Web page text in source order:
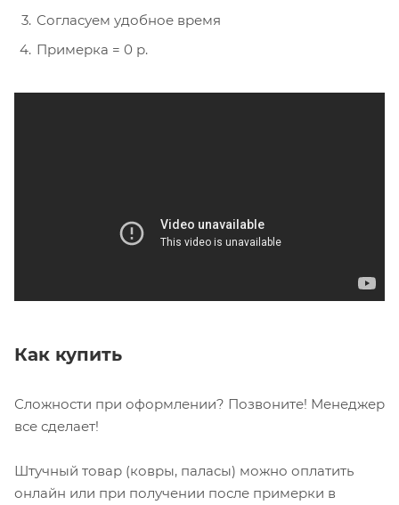
Согласуем удобное время
Примерка = 0 р.
Как купить
Сложности при оформлении? Позвоните! Менеджер
все сделает!
Штучный товар (ковры, паласы) можно оплатить
онлайн или при получении после примерки в